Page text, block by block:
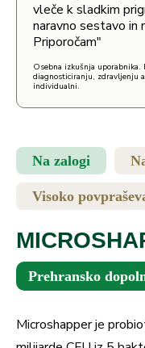
vleče k sladkim
naravno sestavo in
Priporočam"
Osebna izkušnja uporabnika.
diagnosticiranju, zdravljenju
individualni.
Na zalogi
Visoko
Prehransko
Microshapper je